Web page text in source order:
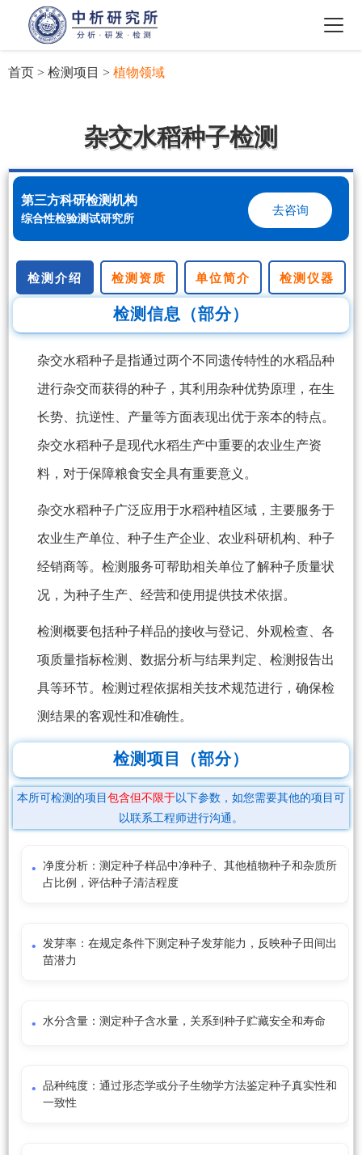
首页 > 检测项目 > 植物领域
杂交水稻种子检测
第三方科研检测机构
综合性检验测试研究所
去咨询
检测介绍 检测资质 单位简介 检测仪器
检测信息（部分）
杂交水稻种子是指通过两个不同遗传特性的水稻品种
进行杂交而获得的种子，其利用杂种优势原理，在生
长势、抗逆性、产量等方面表现出优于亲本的特点。
杂交水稻种子是现代水稻生产中重要的农业生产资
料，对于保障粮食安全具有重要意义。
杂交水稻种子广泛应用于水稻种植区域，主要服务于
农业生产单位、种子生产企业、农业科研机构、种子
经销商等。检测服务可帮助相关单位了解种子质量状
况，为种子生产、经营和使用提供技术依据。
检测概要包括种子样品的接收与登记、外观检查、各
项质量指标检测、数据分析与结果判定、检测报告出
具等环节。检测过程依据相关技术规范进行，确保检
测结果的客观性和准确性。
检测项目（部分）
本所可检测的项目 包含但不限于以下参数，如您需要其他的项目可
以联系工程师进行沟通。
净度分析：测定种子样品中净种子、其他植物种子和杂质所
占比例，评估种子清洁程度
发芽率：在规定条件下测定种子发芽能力，反映种子田间出
苗潜力
水分含量：测定种子含水量，关系到种子贮藏安全和寿命
品种纯度：通过形态学或分子生物学方法鉴定种子真实性和
一致性